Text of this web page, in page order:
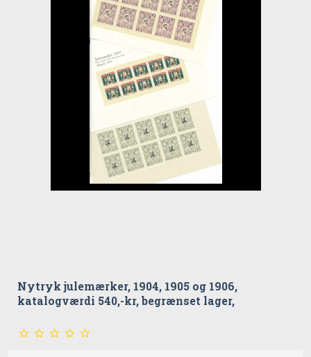
Nytryk julemærker, 1904, 1905 og 1906,
katalogværdi 540,-kr, begrænset lager,